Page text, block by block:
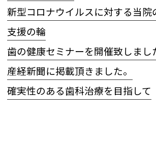
支援の輪
歯の健康セミナーを開催致しまし
産経新聞に掲載頂きました。
確実性のある歯科治療を目指して